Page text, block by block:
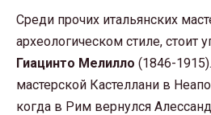
Среди прочих итальянских
археологическом стиле, стоит
Гиацинто Мелилло (1846-
мастерской Кастеллани в
когда в Рим вернулся